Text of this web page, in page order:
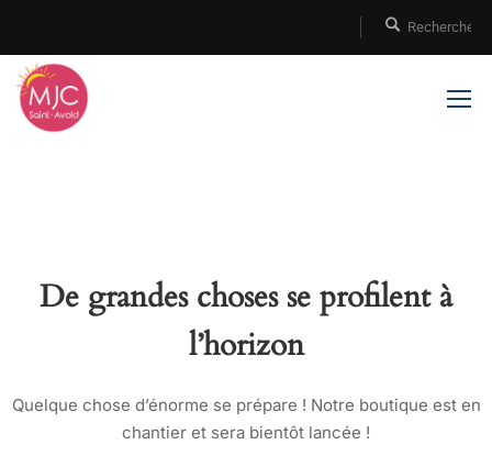
De grandes choses se profilent à
l’horizon
Quelque chose d’énorme se prépare ! Notre boutique est en
chantier et sera bientôt lancée !